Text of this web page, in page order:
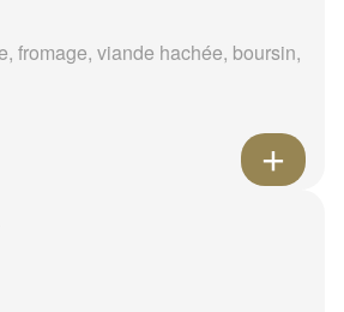
fromage, viande hachée, boursin,